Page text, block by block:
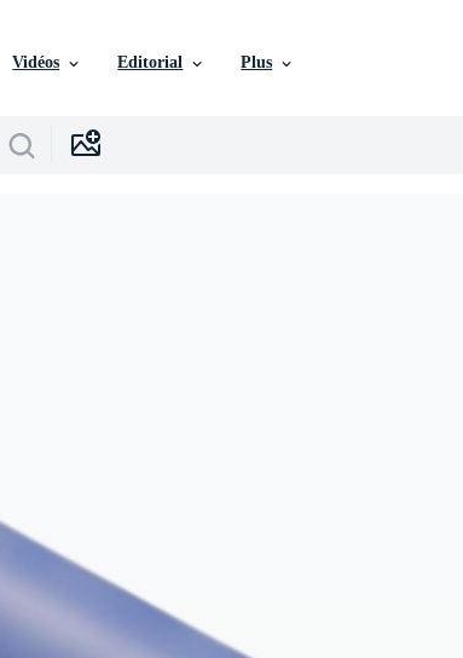
Vidéos Editorial Plus